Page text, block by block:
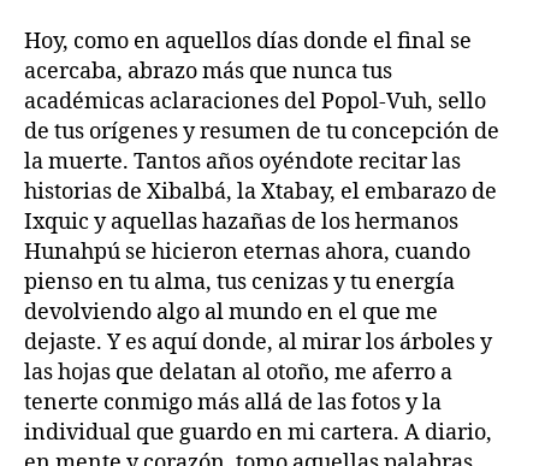
Hoy, como en aquellos días donde el final se
acercaba, abrazo más que nunca tus
académicas aclaraciones del Popol-Vuh, sello
de tus orígenes y resumen de tu concepción de
la muerte. Tantos años oyéndote recitar las
historias de Xibalbá, la Xtabay, el embarazo de
Ixquic y aquellas hazañas de los hermanos
Hunahpú se hicieron eternas ahora, cuando
pienso en tu alma, tus cenizas y tu energía
devolviendo algo al mundo en el que me
dejaste. Y es aquí donde, al mirar los árboles y
las hojas que delatan al otoño, me aferro a
tenerte conmigo más allá de las fotos y la
individual que guardo en mi cartera. A diario,